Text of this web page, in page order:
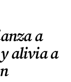
a
alivia a